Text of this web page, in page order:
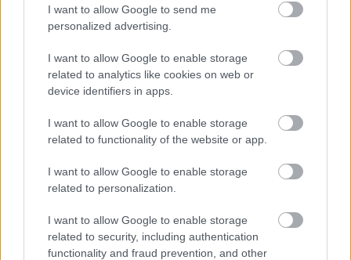
I want to allow Google to send me
personalized advertising.
I want to allow Google to enable storage
related to analytics like cookies on web or
device identifiers in apps.
I want to allow Google to enable storage
related to functionality of the website or app.
I want to allow Google to enable storage
related to personalization.
I want to allow Google to enable storage
related to security, including authentication
functionality and fraud prevention, and other
Γιόρτασε το εκκλησάκι της Μεταμορφώσεως του